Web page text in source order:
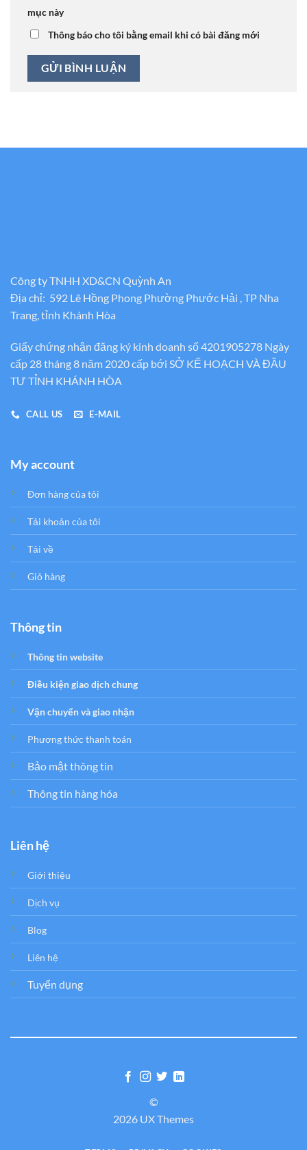
mục này
Thông báo cho tôi bằng email khi có bài đăng mới
Công ty TNHH XD&CN Quỳnh An
Địa chỉ: 592 Lê Hồng Phong Phường Phước Hải , TP Nha
Trang, tỉnh Khánh Hòa
Giấy chứng nhận đăng ký kinh doanh số 4201905278 Ngày
cấp 28 tháng 8 năm 2020 cấp bới SỞ KẾ HOẠCH VÀ ĐẦU
TƯ TỈNH KHÁNH HÒA
CALL US E-MAIL
My account
Đơn hàng của tôi
Tải khoản của tôi
Tải về
Giỏ hàng
Thông tin
Thông tin website
Điều kiện giao dịch chung
Vận chuyển và giao nhận
Phương thức thanh toán
Bảo mật thông tin
Thông tin hàng hóa
Liên hệ
Giới thiệu
Dịch vụ
Blog
Liên hệ
Tuyển dụng
©
2026 UX Themes